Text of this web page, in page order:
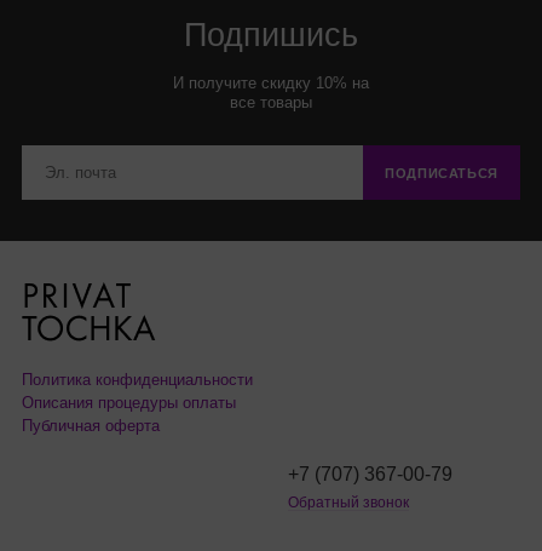
Подпишись
И получите скидку 10% на
все товары
ПОДПИСАТЬСЯ
Политика конфиденциальности
Описания процедуры оплаты
Публичная оферта
+7 (707) 367-00-79
Обратный звонок